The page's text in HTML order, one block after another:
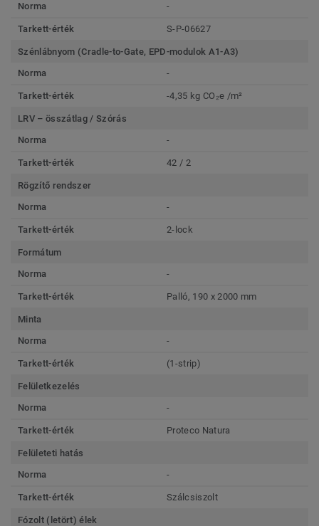
Norma
-
Tarkett-érték S-P-06627
Szénlábnyom (Cradle-to-Gate, EPD-modulok A1-A3)
Norma
-
Tarkett-érték -4,35 kg CO₂e /m²
LRV – összátlag / Szórás
Norma
-
Tarkett-érték 42 / 2
Rögzítő rendszer
Norma
-
Tarkett-érték 2-lock
Formátum
Norma
-
Tarkett-érték Palló, 190 x 2000 mm
Minta
Norma
-
Tarkett-érték (1-strip)
Felületkezelés
Norma
-
Tarkett-érték Proteco Natura
Felületeti hatás
Norma
-
Tarkett-érték Szálcsiszolt
Fózolt (letört) élek